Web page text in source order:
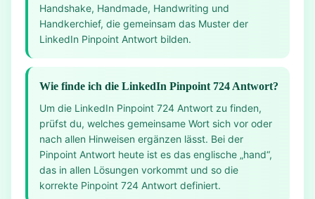
Handshake, Handmade, Handwriting und
Handkerchief, die gemeinsam das Muster der
LinkedIn Pinpoint Antwort bilden.
Wie finde ich die LinkedIn Pinpoint 724 Antwort?
Um die LinkedIn Pinpoint 724 Antwort zu finden,
prüfst du, welches gemeinsame Wort sich vor oder
nach allen Hinweisen ergänzen lässt. Bei der
Pinpoint Antwort heute ist es das englische „hand“,
das in allen Lösungen vorkommt und so die
korrekte Pinpoint 724 Antwort definiert.